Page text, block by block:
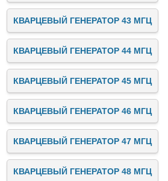
КВАРЦЕВЫЙ ГЕНЕРАТОР 43 МГЦ
КВАРЦЕВЫЙ ГЕНЕРАТОР 44 МГЦ
КВАРЦЕВЫЙ ГЕНЕРАТОР 45 МГЦ
КВАРЦЕВЫЙ ГЕНЕРАТОР 46 МГЦ
КВАРЦЕВЫЙ ГЕНЕРАТОР 47 МГЦ
КВАРЦЕВЫЙ ГЕНЕРАТОР 48 МГЦ